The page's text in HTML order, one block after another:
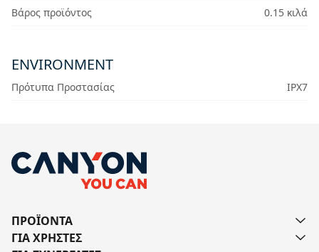
Βάρος προϊόντος
0.15 κιλά
ENVIRONMENT
Πρότυπα Προστασίας IPX7
ΠΡΟΪΟΝΤΑ
ΓΙΑ ΧΡΗΣΤΕΣ